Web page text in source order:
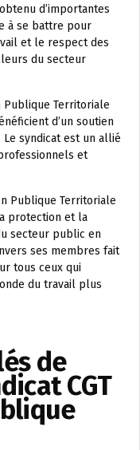
d’importantes
à se battre pour
et le respect des
du secteur
Publique Territoriale
d’un soutien
syndicat est un allié
et
Publique Territoriale
protection et la
secteur public en
ses membres fait
tous ceux qui
du travail plus
de
CGT